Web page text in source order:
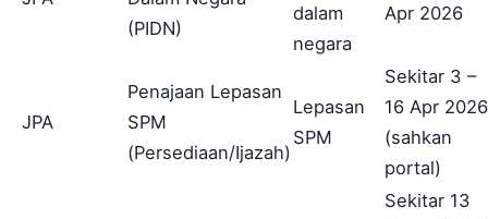
(PIDN)
dalam
negara
Apr 2026
JPA
Penajaan Lepasan
SPM
(Persediaan/Ijazah)
Lepasan
SPM
Sekitar 3 –
16 Apr 2026
(sahkan
portal)
Sekitar 13